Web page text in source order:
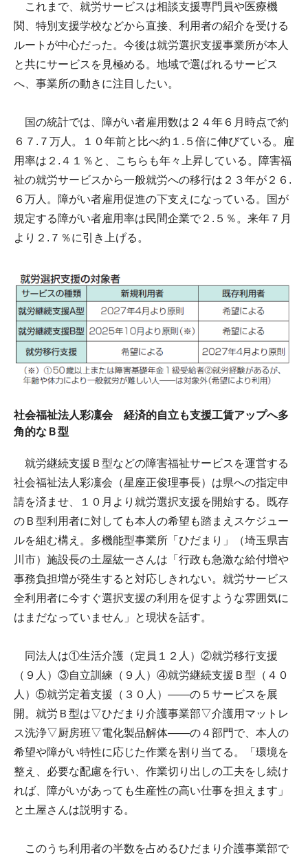
これまで、就労サービスは相談支援専門員や医療機
関、特別支援学校などから直接、利用者の紹介を受ける
ルートが中心だった。今後は就労選択支援事業所が本人
と共にサービスを見極める。地域で選ばれるサービス
へ、事業所の動きに注目したい。
国の統計では、障がい者雇用数は２４年６月時点で約
６７.７万人。１０年前と比べ約１.５倍に伸びている。雇
用率は２.４１％と、こちらも年々上昇している。障害福
祉の就労サービスから一般就労への移行は２３年が２６.
６万人。障がい者雇用促進の下支えになっている。国が
規定する障がい者雇用率は民間企業で２.５％。来年７月
より２.７％に引き上げる。
社会福祉法人彩凜会 経済的自立も支援工賃アップへ多
角的なＢ型
就労継続支援Ｂ型などの障害福祉サービスを運営する
社会福祉法人彩凜会（星座正俊理事長）は県への指定申
請を済ませ、１０月より就労選択支援を開始する。既存
のＢ型利用者に対しても本人の希望も踏まえスケジュー
ルを組む構え。多機能型事業所「ひだまり」（埼玉県吉
川市）施設長の土屋紘一さんは「行政も急激な給付増や
事務負担増が発生すると対応しきれない。就労サービス
全利用者に今すぐ選択支援の利用を促すような雰囲気に
はまだなっていません」と現状を話す。
同法人は①生活介護（定員１２人）②就労移行支援
（９人）③自立訓練（９人）④就労継続支援Ｂ型（４０
人）⑤就労定着支援（３０人）――の５サービスを展
開。就労Ｂ型は▽ひだまり介護事業部▽介護用マットレ
ス洗浄▽厨房班▽電化製品解体――の４部門で、本人の
希望や障がい特性に応じた作業を割り当てる。「環境を
整え、必要な配慮を行い、作業切り出しの工夫をし続け
れば、障がいがあっても生産性の高い仕事を担えます」
と土屋さんは説明する。
このうち利用者の半数を占めるひだまり介護事業部で